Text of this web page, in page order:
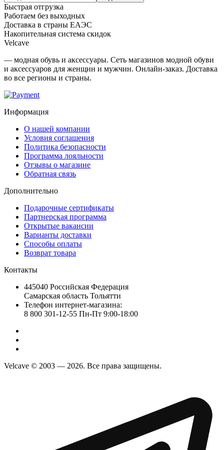
Быстрая отгрузка
Работаем без выходных
Доставка в страны ЕАЭС
Накопительная система скидок
Velcave
— модная обувь и аксессуары. Сеть магазинов модной обуви
и аксессуаров для женщин и мужчин. Онлайн-заказ. Доставка
во все регионы и страны.
Информация
О нашей компании
Условия соглашения
Политика безопасности
Программа лояльности
Отзывы о магазине
Обратная связь
Дополнительно
Подарочные сертификаты
Партнерская программа
Открытые вакансии
Варианты доставки
Способы оплаты
Возврат товара
Контакты
445040 Российская Федерация
Самарская область Тольятти
Телефон интернет-магазина:
8 800 301-12-55 Пн-Пт 9:00-18:00
Velcave © 2003 — 2026. Все права защищены.